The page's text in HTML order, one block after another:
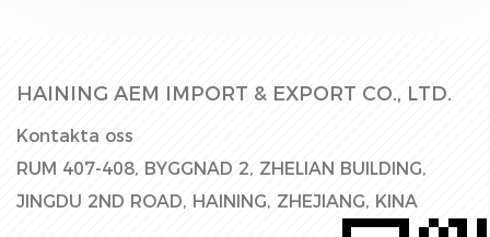
HAINING AEM IMPORT & EXPORT CO., LTD.
Kontakta oss
RUM 407-408, BYGGNAD 2, ZHELIAN BUILDING,
JINGDU 2ND ROAD, HAINING, ZHEJIANG, KINA